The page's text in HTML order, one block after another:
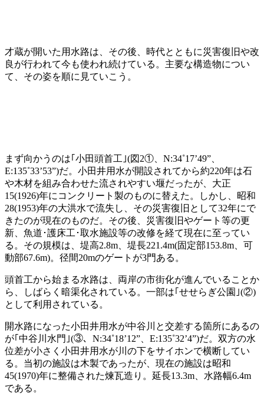
才蔵が開いた用水路は、その後、時代とともに災害復旧や改
良が行われて今も使われ続けている。主要な構造物につい
て、その姿を順に見ていこう。
まず向かうのは｢小田頭首工｣(図2①、N:34˚17’49”、
E:135˚33’53”)だ。小田井用水が開設されてから約220年は石
や木材を組み合わせた流されやすい堰だったが、大正
15(1926)年にコンクリート製のものに替えた。しかし、昭和
28(1953)年の大洪水で流失し、その災害復旧として32年にで
きたのが現在のものだ。その後、災害復旧やゲート等の更
新、魚道･護床工･取水施設等の改修を経て現在に至ってい
る。その規模は、堤高2.8m、堤長221.4m(固定部153.8m、可
動部67.6m)。径間20mのゲートが3門ある。
頭首工から始まる水路は、両岸の市街化が進んでいることか
ら、しばらく暗渠化されている。一部は｢せせらぎ公園｣(②)
として利用されている。
開水路になった小田井用水が中谷川と交差する箇所にあるの
が｢中谷川水門｣(③、N:34˚18’12”、E:135˚32’4”)だ。双方の水
位差が小さく小田井用水が川の下をサイホンで横断してい
る。当初の施設は木製であったが、現在の施設は昭和
45(1970)年に整備された煉瓦造り。延長13.3m、水路幅6.4m
である。